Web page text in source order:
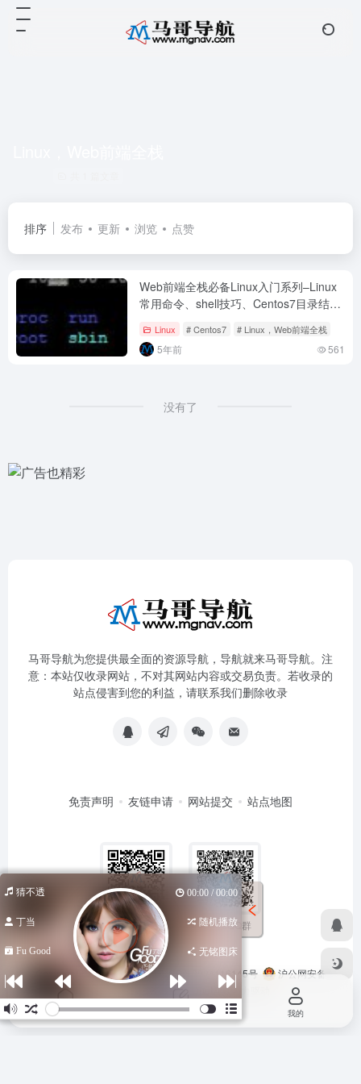
排序 发布 更新 浏览 点赞
Web前端全栈必备Linux入门系列–Linux
常用命令、shell技巧、Centos7目录结构
Linux # Centos7 # Linux，Web前端全栈
5年前 561
没有了
马哥导航为您提供最全面的资源导航，导航就来马哥导航。注
意：本站仅收录网站，不对其网站内容或交易负责。若收录的
站点侵害到您的利益，请联系我们删除收录
免责声明 友链申请 网站提交 站点地图
扫码关注公众号 扫码加QQ群
Copyright © 2026马哥导航 苏ICP备2024116145号
沪公网安备
31011502402348号 由 OneNav 强力驱动
首页 投稿 我的
猜不透 00:00 / 00:00
丁当 随机播放
Fu Good 无铭图床